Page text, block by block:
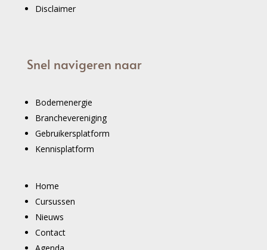
Disclaimer
Snel navigeren naar
Bodemenergie
Branchevereniging
Gebruikersplatform
Kennisplatform
Home
Cursussen
Nieuws
Contact